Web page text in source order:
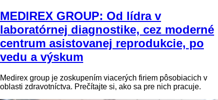
MEDIREX GROUP: Od lídra v
laboratórnej diagnostike, cez moderné
centrum asistovanej reprodukcie, po
vedu a výskum
Medirex group je zoskupením viacerých firiem pôsobiacich v
oblasti zdravotníctva. Prečítajte si, ako sa pre nich pracuje.